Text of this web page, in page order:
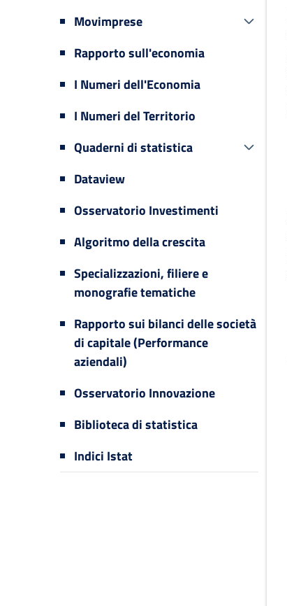
Movimprese
Rapporto sull'economia
I Numeri dell'Economia
I Numeri del Territorio
Quaderni di statistica
Dataview
Osservatorio Investimenti
Algoritmo della crescita
Specializzazioni, filiere e
monografie tematiche
Rapporto sui bilanci delle società
di capitale (Performance
aziendali)
Osservatorio Innovazione
Biblioteca di statistica
Indici Istat